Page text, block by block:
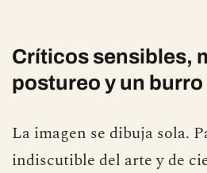
Críticos sensibles,
postureo y un burro
La imagen se dibuja sola.
indiscutible del arte y de